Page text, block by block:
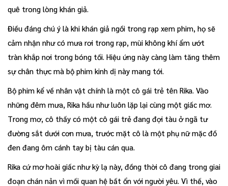
quê trong lòng khán giả.
Điều đáng chú ý là khi khán giả ngồi trong rạp xem phim, họ sẽ
cảm nhận như có mưa rơi trong rạp, mùi không khí ẩm ướt
tràn khắp nơi trong bóng tối. Hiệu ứng này càng làm tăng thêm
sự chân thực mà bộ phim kinh dị này mang tới.
Bộ phim kể về nhân vật chính là một cô gái trẻ tên Rika. Vào
những đêm mưa, Rika hầu như luôn lặp lại cùng một giấc mơ.
Trong mơ, cô thấy có một cô gái trẻ đang đợi tàu ở ngã tư
đường sắt dưới cơn mưa, trước mặt cô là một phụ nữ mặc đồ
đen đang ôm cánh tay bị tàu cán qua.
Rika cứ mơ hoài giấc như kỳ lạ này, đồng thời cô đang trong giai
đoạn chán nản vì mối quan hệ bất ổn với người yêu. Vì thế, vào